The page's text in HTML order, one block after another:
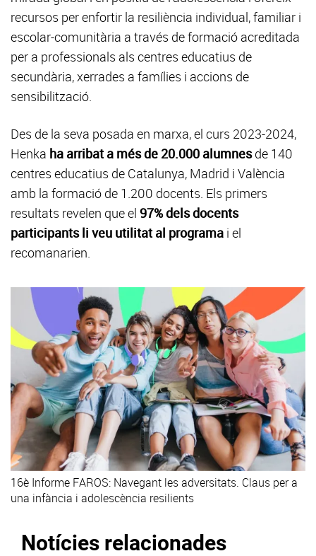
recursos per enfortir la resiliència individual, familiar i
escolar-comunitària a través de formació acreditada
per a professionals als centres educatius de
secundària, xerrades a famílies i accions de
sensibilització.
Des de la seva posada en marxa, el curs 2023-2024,
Henka ha arribat a més de 20.000 alumnesde 140
centres educatius de Catalunya, Madrid i València
amb la formació de 1.200 docents. Els primers
resultats revelen que el 97% dels docents
participants li veu utilitat al programa i el
recomanarien.
16è Informe FAROS: Navegant les adversitats. Claus per a
una infància i adolescència resilients
Notícies relacionades